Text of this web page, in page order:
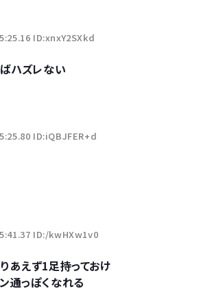
ID:xnxY2SXkd
ハズレない
ID:iQBJFER+d
ID:/kwHXw1v0
あえず1足持っておけ
通っぽくなれる